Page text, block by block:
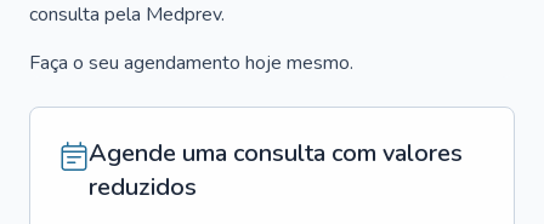
consulta pela Medprev.
Faça o seu agendamento hoje mesmo.
Agende uma consulta com valores
reduzidos